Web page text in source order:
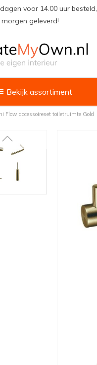
voor 14.00 uur besteld,
morgen geleverd!
Bekijk assortiment
water kranen
Flow accessoireset toiletruimte Gold